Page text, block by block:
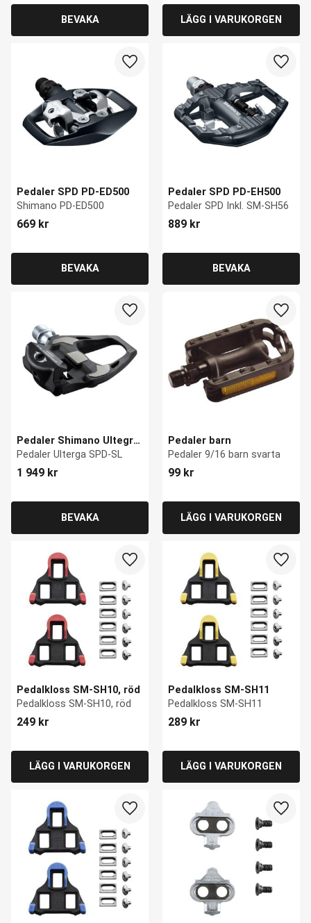
Pedaler SPD PD-ED500
Shimano PD-ED500
669 kr
Lägg till i favoriter
Pedaler SPD PD-EH500
Pedaler SPD Inkl. SM-SH56
889 kr
Lägg
Pedaler Shimano Ultegra
PD-R8000
Pedaler Ulterga SPD-SL
1 949 kr
Lägg till i favoriter
Pedaler barn
Pedaler 9/16 barn svarta
99 kr
Lägg
Pedalkloss SM-SH10, röd
Pedalkloss SM-SH10, röd
249 kr
Lägg till i favoriter
Pedalkloss SM-SH11
Pedalkloss SM-SH11
289 kr
Lägg
Lägg till i favoriter Lägg